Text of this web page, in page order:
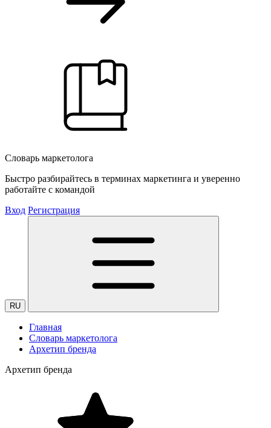
Словарь маркетолога
Быстро разбирайтесь в терминах маркетинга и уверенно
работайте с командой
Вход Регистрация
RU
Главная
Словарь маркетолога
Архетип бренда
Архетип бренда